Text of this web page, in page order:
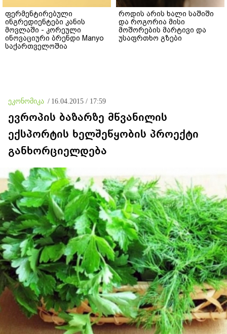
ფერმენტირებული
ინგრედიენტები კანის
მოვლაში - კორეული
ინოვაციური ბრენდი Manyo
საქართველოშია
როდის არის ხალი საშიში
და როგორია მისი
მოშორების მარტივი და
უსაფრთხო გზები
ეკონომიკა / 16.04.2015 / 17:59
ევროპის ბაზარზე მწვანილის
ექსპორტის ხელშეწყობის პროექტი
განხორციელდება